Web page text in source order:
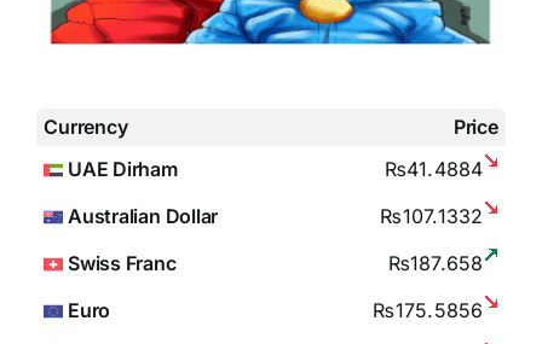
Currency
Price
UAE Dirham
₨41.4884
Australian Dollar
₨107.1332
Swiss Franc
₨187.658
Euro
₨175.5856